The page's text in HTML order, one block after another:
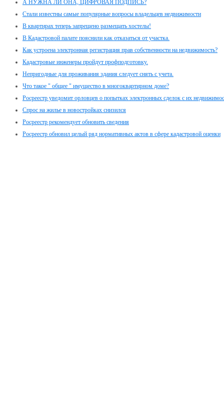
А НУЖНА ЛИ ОНА, ЦИФРОВАЯ ПОДПИСЬ?
Стали известны самые популярные вопросы владельцев недвижимости
В квартирах теперь запрещено размещать хостелы!
В Кадастровой палате пояснили как отказаться от участка.
Как устроена электронная регистрация прав собственности на недвижимость?
Кадастровые инженеры пройдут профподготовку.
Непригодные для проживания здания следует снять с учета.
Что такое " общее " имущество в многоквартирном доме?
Росреестр уведомит орловцев о попытках электронных сделок с их
Спрос на жилье в новостройках снизился
Росреестр рекомендует обновить сведения
Росреестр обновил целый ряд нормативных актов в сфере кадастровой оценки